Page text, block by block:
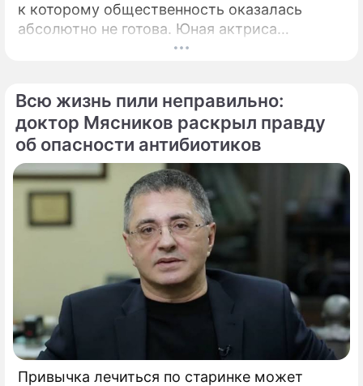
к которому общественность оказалась
абсолютно не готова. Юная актриса
Вероника Жукова, дочь бессменного лидера
поклонников.
Всю жизнь пили неправильно:
доктор Мясников раскрыл правду
об опасности антибиотиков
Привычка лечиться по старинке может